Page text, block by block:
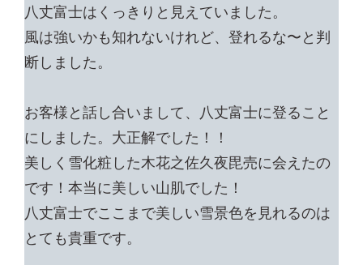
八丈富士はくっきりと見えていました。
風は強いかも知れないけれど、登れるな〜と判
断しました。
お客様と話し合いまして、八丈富士に登ること
にしました。大正解でした！！
美しく雪化粧した木花之佐久夜毘売に会えたの
です！本当に美しい山肌でした！
八丈富士でここまで美しい雪景色を見れるのは
とても貴重です。